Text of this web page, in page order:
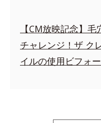
【CM放映記念】
チャレンジ！ザ ク
イルの使用ビフォ